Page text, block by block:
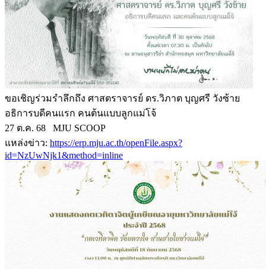
ขอเชิญร่วมรำลึกถึง ศาสตราจารย์ ดร.วิภาต บุญศรี วังซ้าย
อธิการบดีคนแรก คนต้นแบบลูกแม่โจ้
27 ต.ค. 68 MJU SCOOP
แหล่งข่าว: https://erp.mju.ac.th/openFile.aspx?
id=NzUwNjk1&method=inline